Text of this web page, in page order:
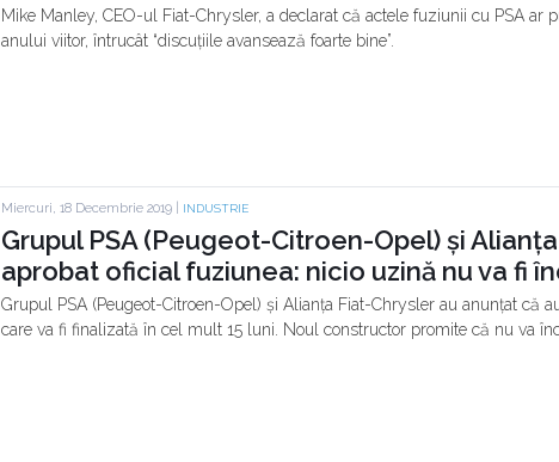
Mike Manley, CEO-ul Fiat-Chrysler, a declarat că actele fuziunii cu PSA ar
anului viitor, întrucât “discuțiile avansează foarte bine”.
Miercuri, 18 Decembrie 2019 | INDUSTRIE
Grupul PSA (Peugeot-Citroen-Opel) și
aprobat oficial fuziunea: nicio uzină nu va fi
Grupul PSA (Peugeot-Citroen-Opel) și Alianța Fiat-Chrysler au anunțat că
care va fi finalizată în cel mult 15 luni. Noul constructor promite că nu va